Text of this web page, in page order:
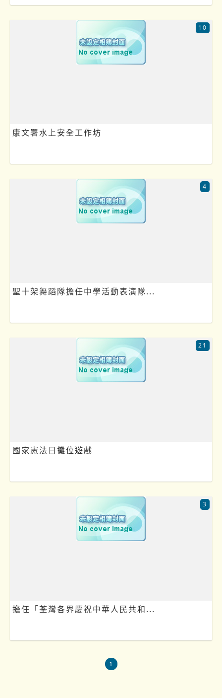
康文署水上安全工作坊
10
聖十架舞蹈隊擔任中學活動表演隊...
4
國家憲法日攤位遊戲
21
擔任「荃灣各界慶祝中華人民共和...
3
1